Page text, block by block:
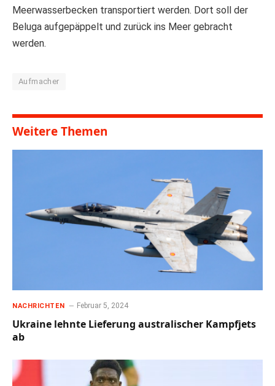
Meerwasserbecken transportiert werden. Dort soll der
Beluga aufgepäppelt und zurück ins Meer gebracht
werden.
Aufmacher
Weitere Themen
NACHRICHTEN Februar 5, 2024
Ukraine lehnte Lieferung australischer Kampfjets
ab